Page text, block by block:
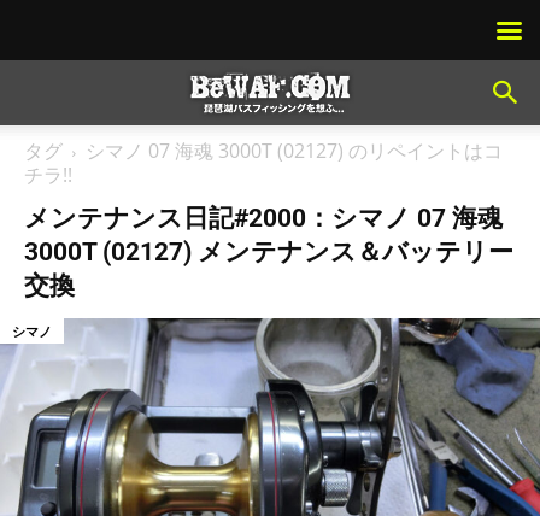
タグ
シマノ 07 海魂 3000T (02127) のリペイントはコ
チラ!!
メンテナンス日記#2000：シマノ 07 海魂
3000T (02127) メンテナンス＆バッテリー
交換
シマノ